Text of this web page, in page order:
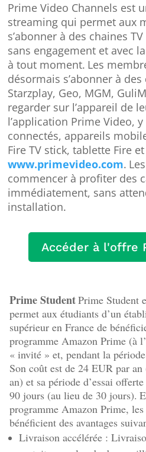
Prime Video Channels est
streaming qui permet aux
s’abonner à des chaines
sans engagement et avec
à tout moment. Les
désormais s’abonner à
Starzplay, Geo, MGM,
regarder sur l’appareil de
l’application Prime Video,
connectés, appareils
Fire TV stick, tablette Fire
www.primevideo.com.
commencer à profiter des
immédiatement, sans
installation.
Accéder à l'offre
Prime StudentPrime Student
permet aux étudiants d’un
supérieur en France de
programme Amazon Prime (à
« invité » et, pendant la
Son coût est de 24 EUR par
an) et sa période d’essai
90 jours (au lieu de 30 jours).
programme Amazon Prime,
bénéficient des avantages
Livraison accélérée :